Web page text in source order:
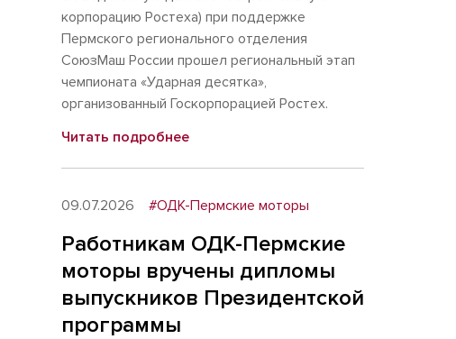
корпорацию Ростеха) при поддержке
Пермского регионального отделения
СоюзМаш России прошел региональный этап
чемпионата «Ударная десятка»,
организованный Госкорпорацией Ростех.
Читать подробнее
09.07.2026 #ОДК-Пермские моторы
Работникам ОДК-Пермские
моторы вручены дипломы
выпускников Президентской
программы